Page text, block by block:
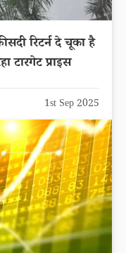
रिटर्न दे चूका है
टारगेट प्राइस
1st Sep 2025